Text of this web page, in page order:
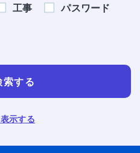
工事 パスワード
索する
示する